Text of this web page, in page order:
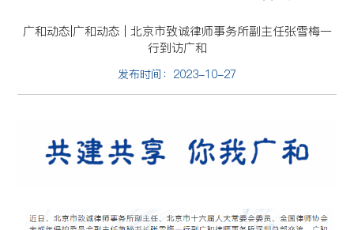
广和动态|广和动态 | 北京市致诚律师事务所副主任张雪梅一
行到访广和
发布时间：2023-10-27